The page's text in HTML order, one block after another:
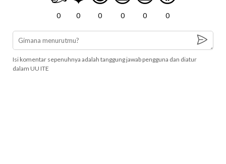
0 0 0 0 0 0
Isi komentar sepenuhnya adalah tanggung jawab pengguna dan diatur
dalam UU ITE